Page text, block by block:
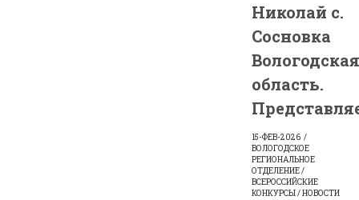
Николай с.
Сосновка
Вологодская
область.
15-ФЕВ-2026
ВОЛОГОДСКОЕ
РЕГИОНАЛЬНОЕ
ОТДЕЛЕНИЕ /
ВСЕРОССИЙСКИЕ
КОНКУРСЫ / НОВОСТИ